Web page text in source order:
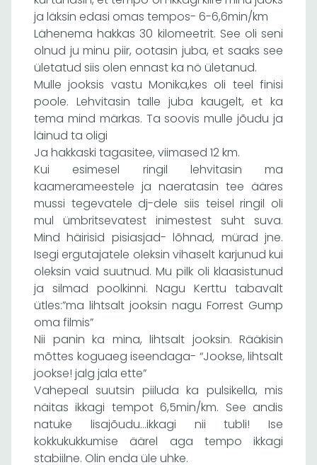
ja läksin edasi omas tempos- 6-6,6min/km
Lähenema hakkas 30 kilomeetrit. See oli seni
olnud ju minu piir, ootasin juba, et saaks see
ületatud siis olen ennast ka nö ületanud.
Mulle jooksis vastu Monika,kes oli teel finisi
poole. Lehvitasin talle juba kaugelt, et ka
tema mind märkas. Ta soovis mulle jõudu ja
läinud ta oligi
Ja hakkaski tagasitee, viimased 12 km.
Kui esimesel ringil lehvitasin ma
kaamerameestele ja naeratasin tee ääres
mussi tegevatele dj-dele siis teisel ringil oli
mul ümbritsevatest inimestest suht suva.
Mind häirisid pisiasjad- lõhnad, mürad jne.
Isegi ergutajatele oleksin vihaselt karjunud kui
oleksin vaid suutnud. Mu pilk oli klaasistunud
ja silmad poolkinni. Nagu Kerttu tabavalt
ütles:”ma lihtsalt jooksin nagu Forrest Gump
oma filmis”
Nii panin ka mina, lihtsalt jooksin. Rääkisin
mõttes koguaeg iseendaga- “Jookse, lihtsalt
jookse! jalg jala ette”
Vahepeal suutsin piiluda ka pulsikella, mis
näitas ikkagi tempot 6,5min/km. See andis
natuke lisajõudu…ikkagi nii tubli! Ise
kokkukukkumise äärel aga tempo ikkagi
stabiilne. Olin enda üle uhke.